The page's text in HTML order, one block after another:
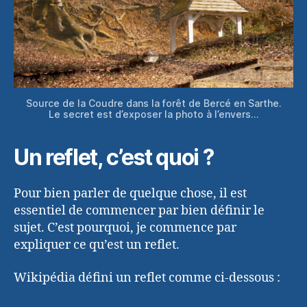
Source de la Coudre dans la forêt de Bercé en Sarthe.
Le secret est d’exposer la photo à l’envers…
Un reflet, c’est quoi ?
Pour bien parler de quelque chose, il est
essentiel de commencer par bien définir le
sujet. C’est pourquoi, je commence par
expliquer ce qu’est un reflet.
Wikipédia défini un reflet comme ci-dessous :